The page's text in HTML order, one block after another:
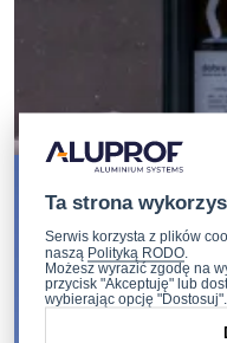
Ta strona
Serwis korzysta z plików
naszą Polityką RODO
Możesz wyrazić zgodę na
przycisk "Akceptuję" lub
wybierając opcję "Dostosuj".